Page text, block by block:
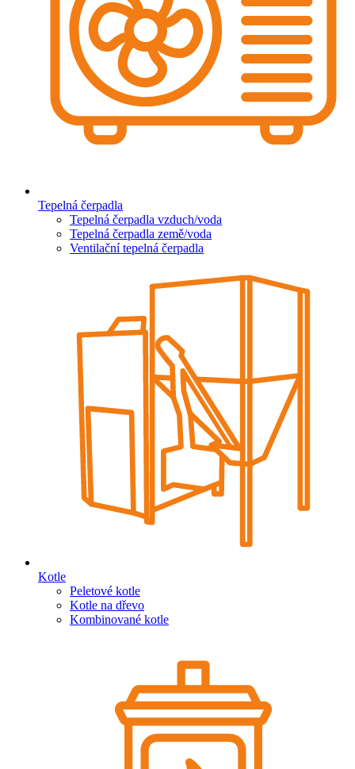
Tepelná čerpadla
Tepelná čerpadla vzduch/voda
Tepelná čerpadla země/voda
Ventilační tepelná čerpadla
Kotle
Peletové kotle
Kotle na dřevo
Kombinované kotle